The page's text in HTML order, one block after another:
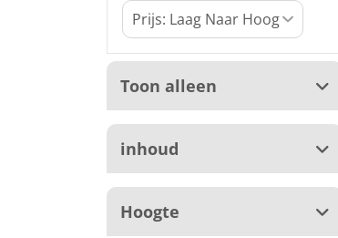
Toon alleen
inhoud
Hoogte